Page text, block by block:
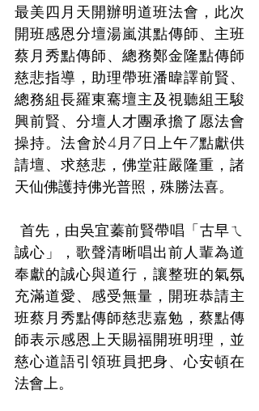
最美四月天開辦明道班法會，此次
開班感恩分壇湯嵐淇點傳師、主班
蔡月秀點傳師、總務鄭金隆點傳師
慈悲指導，助理帶班潘暐譯前賢、
總務組長羅東騫壇主及視聽組王駿
興前賢、分壇人才團承擔了愿法會
操持。法會於4月7日上午7點獻供
請壇、求慈悲，佛堂莊嚴隆重，諸
天仙佛護持佛光普照，殊勝法喜。
首先，由吳宜蓁前賢帶唱「古早ㄟ
誠心」，歌聲清晰唱出前人輩為道
奉獻的誠心與道行，讓整班的氣氛
充滿道愛、感受無量，開班恭請主
班蔡月秀點傳師慈悲嘉勉，蔡點傳
師表示感恩上天賜福開班明理，並
慈心道語引領班員把身、心安頓在
法會上。